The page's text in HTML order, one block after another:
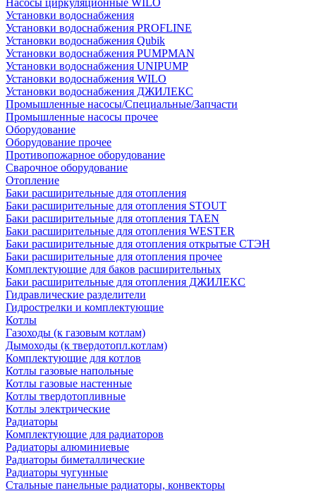
Насосы циркуляционные WILO
Установки водоснабжения
Установки водоснабжения PROFLINE
Установки водоснабжения Qubik
Установки водоснабжения PUMPMAN
Установки водоснабжения UNIPUMP
Установки водоснабжения WILO
Установки водоснабжения ДЖИЛЕКС
Промышленные насосы/Специальные/Запчасти
Промышленные насосы прочее
Оборудование
Оборудование прочее
Противопожарное оборудование
Сварочное оборудование
Отопление
Баки расширительные для отопления
Баки расширительные для отопления STOUT
Баки расширительные для отопления TAEN
Баки расширительные для отопления WESTER
Баки расширительные для отопления открытые СТЭН
Баки расширительные для отопления прочее
Комплектующие для баков расширительных
Баки расширительные для отопления ДЖИЛЕКС
Гидравлические разделители
Гидрострелки и комплектующие
Котлы
Газоходы (к газовым котлам)
Дымоходы (к твердотопл.котлам)
Комплектующие для котлов
Котлы газовые напольные
Котлы газовые настенные
Котлы твердотопливные
Котлы электрические
Радиаторы
Комплектующие для радиаторов
Радиаторы алюминиевые
Радиаторы биметаллические
Радиаторы чугунные
Стальные панельные радиаторы, конвекторы